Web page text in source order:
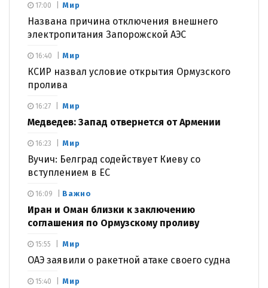
Мир
Названа причина отключения внешнего
электропитания Запорожской АЭС
17:00
Мир
КСИР назвал условие открытия Ормузского
пролива
16:40
Мир
Медведев: Запад отвернется от Армении
16:27
Мир
Вучич: Белград содействует Киеву со
вступлением в ЕС
16:23
Важно
Иран и Оман близки к заключению
соглашения по Ормузскому проливу
16:09
Мир
ОАЭ заявили о ракетной атаке своего судна
15:55
Мир
15:40